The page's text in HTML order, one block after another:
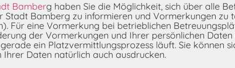
Bamberg haben Sie die Möglichkeit, sich über alle
Stadt Bamberg zu informieren und Vormerkungen zu
Für eine Vormerkung bei betrieblichen
der Vormerkungen und Ihrer persönlichen
ein Platzvermittlungsprozess läuft. Sie können
Daten natürlich auch ausdrucken.